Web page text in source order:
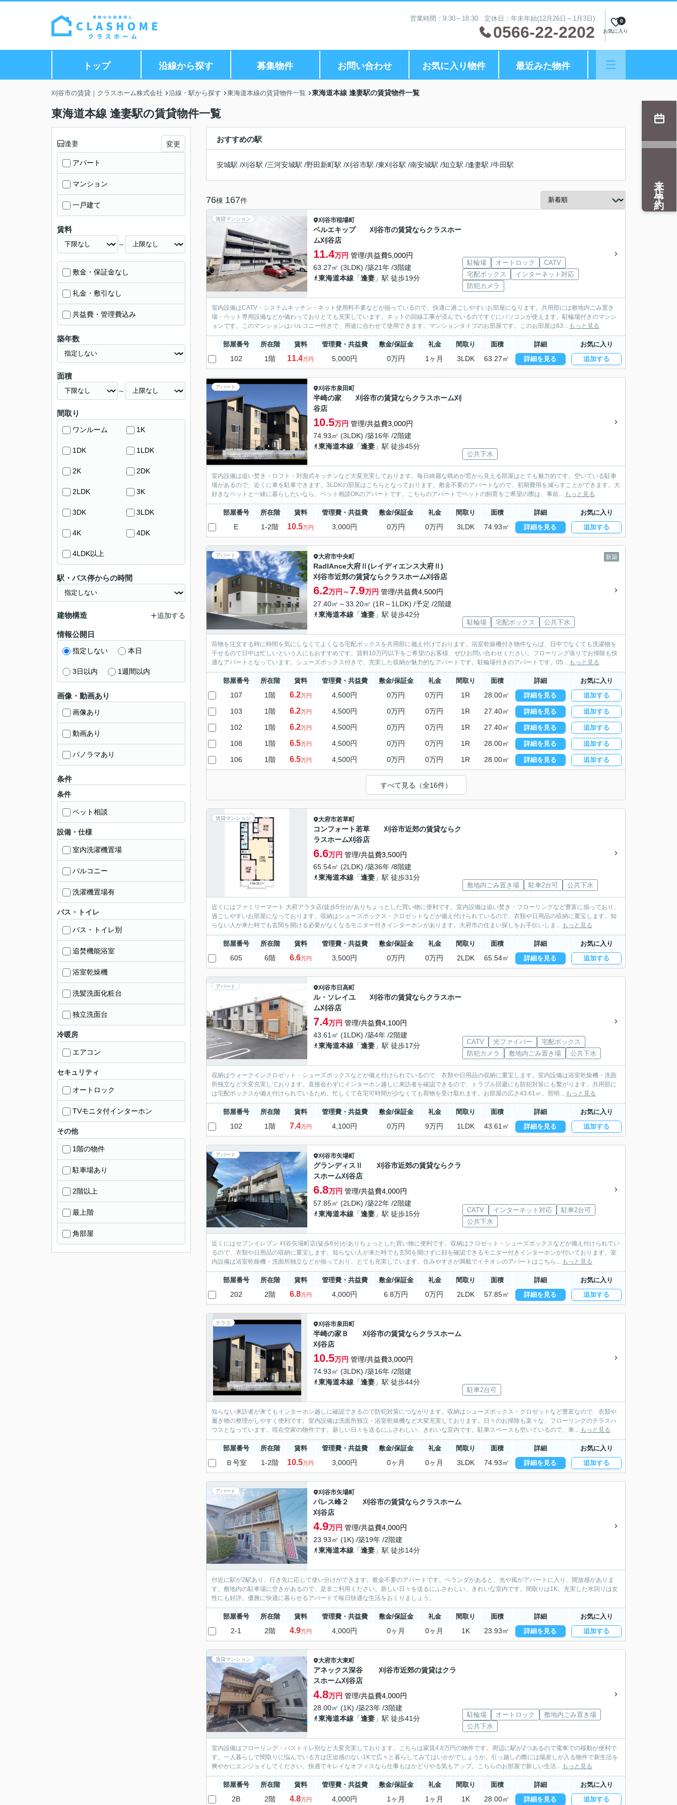
営業時間：9:30～18:30 定休日：年末年始(12月26日～1月3日)
0566-22-2202 お気に入り
0
トップ 沿線から探す 募集物件 お問い合わせ お気に入り物件 最近みた物件
刈谷市の賃貸｜クラスホーム株式会社 沿線・駅から探す 東海道本線の賃貸物件一覧 東海道本線 逢妻駅の賃貸物件一覧
東海道本線 逢妻駅の賃貸物件一覧
おすすめの駅
安城駅 /刈谷駅 /三河安城駅 /野田新町駅 /刈谷市駅 /東刈谷駅 /南安城駅 /知立駅 /逢妻駅 /牛田駅
76棟 167件
賃貸マンション 刈谷市稲場町
ベルエキップ 刈谷市の賃貸ならクラスホー
ム刈谷店
11.4万円 管理/共益費5,000円
63.27㎡ (3LDK) /築21年 /3階建
東海道本線 「逢妻 」駅 徒歩19分
駐輪場 オートロック
CATV
宅配ボックス
インターネット対応
防犯カメラ
室内設備はCATV・システムキッチン・ネット使用料不要などが揃っているので、快適に過ごしやすいお部屋になります。共用部には敷地内ごみ置き
場・ペット専用設備などが備わっておりとても充実しています。ネットの回線工事が済んでいるのですぐにパソコンが使えます。駐輪場付きのマンシ
ョンです。このマンションはバルコニー付きで、用途に合わせて使用できます。マンションタイプのお部屋です。このお部屋は63... もっと見る
部屋番号 所在階 賃料 管理費・共益費 敷金/保証金 礼金 間取り 面積 詳細 お気に入り
102 1階 11.4万円 5,000円 0万円 1ヶ月 3LDK 63.27㎡ 詳細を見る 追加する
アパート 刈谷市泉田町
半崎の家 刈谷市の賃貸ならクラスホーム刈
谷店
10.5万円 管理/共益費3,000円
74.93㎡ (3LDK) /築16年 /2階建
東海道本線 「逢妻 」駅 徒歩45分
公共下水
室内設備は追い焚き・ロフト・対面式キッチンなど大変充実しております。毎日綺麗な眺めが窓から見える部屋はとても魅力的です。空いている駐車
場があるので、近くに車を駐車できます。3LDKの部屋はこちらとなっております。敷金不要のアパートなので、初期費用を減らすことができます。大
好きなペットと一緒に暮らしたいなら、ペット相談OKのアパートです。こちらのアパートでペットの飼育をご希望の際は、事前... もっと見る
部屋番号 所在階 賃料 管理費・共益費 敷金/保証金 礼金 間取り 面積 詳細 お気に入り
E 1-2階 10.5万円 3,000円 0万円 0万円 3LDK 74.93㎡ 詳細を見る 追加する
アパート 新築
大府市中央町
RadIAnce大府Ⅱ(レイディエンス大府Ⅱ)
刈谷市近郊の賃貸ならクラスホーム刈谷店
6.2万円～7.9万円 管理/共益費4,500円
27.40㎡～33.20㎡ (1R～1LDK) /予定 /2階建
東海道本線 「逢妻 」駅 徒歩42分
駐輪場 宅配ボックス 公共下水
荷物を注文する時に時間を気にしなくてよくなる宅配ボックスを共用部に備え付けております。浴室乾燥機付き物件ならば、日中でなくても洗濯物を
干せるので日中は忙しいという人にもおすすめです。賃料10万円以下をご希望のお客様、ぜひお問い合わせください。フローリング張りでお掃除も快
適なアパートとなっています。シューズボックス付きで、充実した収納が魅力的なアパートです。駐輪場付きのアパートです。05... もっと見る
部屋番号 所在階 賃料 管理費・共益費 敷金/保証金 礼金 間取り 面積 詳細 お気に入り
107 1階 6.2万円 4,500円 0万円 0万円 1R 28.00㎡ 詳細を見る 追加する
103 1階 6.2万円 4,500円 0万円 0万円 1R 27.40㎡ 詳細を見る 追加する
102 1階 6.2万円 4,500円 0万円 0万円 1R 27.40㎡ 詳細を見る 追加する
108 1階 6.5万円 4,500円 0万円 0万円 1R 28.00㎡ 詳細を見る 追加する
106 1階 6.5万円 4,500円 0万円 0万円 1R 28.00㎡ 詳細を見る 追加する
すべて見る（全16件）
賃貸マンション 大府市若草町
コンフォート若草 刈谷市近郊の賃貸ならク
ラスホーム刈谷店
6.6万円 管理/共益費3,500円
65.54㎡ (2LDK) /築36年 /8階建
東海道本線 「逢妻 」駅 徒歩31分
敷地内ごみ置き場 駐車2台可 公共下水
近くにはファミリーマート 大府アラタ店(徒歩5分)がありちょっとした買い物に便利です。室内設備は追い焚き・フローリングなど豊富に揃っており、
過ごしやすいお部屋になっております。収納はシューズボックス・クロゼットなどが備え付けられているので、衣類や日用品の収納に重宝します。知
らない人が来た時でも玄関を開ける必要がなくなるモニター付きインターホンがあります。大府市の住まい探しをお手伝いしま... もっと見る
部屋番号 所在階 賃料 管理費・共益費 敷金/保証金 礼金 間取り 面積 詳細 お気に入り
605 6階 6.6万円 3,500円 0万円 0万円 2LDK 65.54㎡ 詳細を見る 追加する
アパート 刈谷市 日高町
ル・ソレイユ 刈谷市の賃貸ならクラスホー
ム刈谷店
7.4万円 管理/共益費4,100円
43.61㎡ (1LDK) /築4年 /2階建
東海道本線 「逢妻 」駅 徒歩17分 CATV 光ファイバー
宅配ボックス
防犯カメラ
敷地内ごみ置き場 公共下水
収納はウォークインクロゼット・シューズボックスなどが備え付けられているので、衣類や日用品の収納に重宝します。室内設備は浴室乾燥機・洗面
所独立など大変充実しております。直接会わずにインターホン越しに来訪者を確認できるので、トラブル回避にも防犯対策にも繋がります。共用部に
は宅配ボックスが備え付けられているため、忙しくて在宅可時間が少なくても荷物を受け取れます。お部屋の広さ43.61㎡。照明... もっと見る
部屋番号 所在階 賃料 管理費・共益費 敷金/保証金 礼金 間取り 面積 詳細 お気に入り
102 1階 7.4万円 4,100円 0万円 9万円 1LDK 43.61㎡ 詳細を見る 追加する
アパート 刈谷市矢場町
グランディスⅡ 刈谷市近郊の賃貸ならクラ
スホーム刈谷店
6.8万円 管理/共益費4,000円
57.85㎡ (2LDK) /築22年 /2階建
東海道本線 「逢妻 」駅 徒歩15分 CATV インターネット対応
駐車2台可
公共下水
近くにはセブンイレブン 刈谷矢場町店(徒歩6分)がありちょっとした買い物に便利です。収納はクロゼット・シューズボックスなどが備え付けられてい
るので、衣類や日用品の収納に重宝します。知らない人が来た時でも玄関を開けずに顔を確認できるモニター付きインターホンが付いております。室
内設備は浴室乾燥機・洗面所独立などが揃っており、とても充実しています。住みやすさが満載でイチオシのアパートはこちら... もっと見る
部屋番号 所在階 賃料 管理費・共益費 敷金/保証金 礼金 間取り 面積 詳細 お気に入り
202 2階 6.8万円 4,000円 6.8万円 0万円 2LDK 57.85㎡ 詳細を見る 追加する
テラス 刈谷市泉田町
半崎の家Ｂ 刈谷市の賃貸ならクラスホーム
刈谷店
10.5万円 管理/共益費3,000円
74.93㎡ (3LDK) /築16年 /2階建
東海道本線 「逢妻 」駅 徒歩44分
駐車2台可
知らない来訪者が来てもインターホン越しに確認できるので防犯対策につながります。収納はシューズボックス・クロゼットなど豊富なので、衣類や
履き物の整理がしやすく便利です。室内設備は洗面所独立・浴室乾燥機など大変充実しております。日々のお掃除も楽々な、フローリングのテラスハ
ウスとなっています。現在空家の物件です。新しい日々を送るにふさわしい、きれいな室内です。駐車スペースも空いているので、車... もっと見る
部屋番号 所在階 賃料 管理費・共益費 敷金/保証金 礼金 間取り 面積 詳細 お気に入り
Ｂ号室 1-2階 10.5万円 3,000円 0ヶ月 0ヶ月 3LDK 74.93㎡ 詳細を見る 追加する
アパート 刈谷市矢場町
パレス峰２ 刈谷市の賃貸ならクラスホーム
刈谷店
4.9万円 管理/共益費4,000円
23.93㎡ (1K) /築19年 /2階建
東海道本線 「逢妻 」駅 徒歩14分
付近に駅が2駅あり、行き先に応じて使い分けができます。敷金不要のアパートです。ベランダがあると、光や風がアパートに入り、開放感がありま
す。敷地内の駐車場に空きがあるので、是非ご利用ください。新しい日々を送るにふさわしい、きれいな室内です。間取りは1K。充実した水回りは女
性にも好評。優雅に快適に暮らせるアパートで毎日快適な生活をおくりましょう。
部屋番号 所在階 賃料 管理費・共益費 敷金/保証金 礼金 間取り 面積 詳細 お気に入り
2-1 2階 4.9万円 4,000円 0ヶ月 0ヶ月 1K 23.93㎡ 詳細を見る 追加する
賃貸マンション 大府市大東町
アネックス深谷 刈谷市近郊の賃貸はクラ
スホーム刈谷店
4.8万円 管理/共益費4,000円
28.00㎡ (1K) /築23年 /3階建
東海道本線 「逢妻 」駅 徒歩41分 駐輪場 オートロック
敷地内ごみ置き場
公共下水
室内設備はフローリング・バストイレ別など大変充実しております。こちらは家賃4.8万円の物件です。周辺に駅が2つあるので電車での移動が便利で
す。一人暮らしで間取りに悩んでいる方は圧迫感のない1Kで広々と暮らしてみてはいかがでしょうか。引っ越しの際には陽差しが入る物件で新生活を
爽やかにエンジョイしてください。快適でキレイなオフィスなら仕事もはかどりやる気もアップ。こちらのお部屋で新しい生活... もっと見る
部屋番号 所在階 賃料 管理費・共益費 敷金/保証金 礼金 間取り 面積 詳細 お気に入り
2B 2階 4.8万円 4,000円 1ヶ月 1ヶ月 1K 28.00㎡ 詳細を見る 追加する
逢妻 変更
アパート
マンション
一戸建て
賃料
～
敷金・保証金なし
礼金・敷引なし
共益費・管理費込み
築年数
面積
～
間取り
ワンルーム 1K
1DK 1LDK
2K 2DK
2LDK 3K
3DK 3LDK
4K 4DK
4LDK以上
駅・バス停からの時間
建物構造 追加する
情報公開日
指定しない 本日
3日以内 1週間以内
画像・動画あり
画像あり
動画あり
パノラマあり
条件
条件
ペット相談
設備・仕様
室内洗濯機置場
バルコニー
洗濯機置場有
バス・トイレ
バス・トイレ別
追焚機能浴室
浴室乾燥機
洗髪洗面化粧台
独立洗面台
冷暖房
エアコン
セキュリティ
オートロック
TVモニタ付インターホン
その他
1階の物件
駐車場あり
2階以上
最上階
角部屋
来店予約